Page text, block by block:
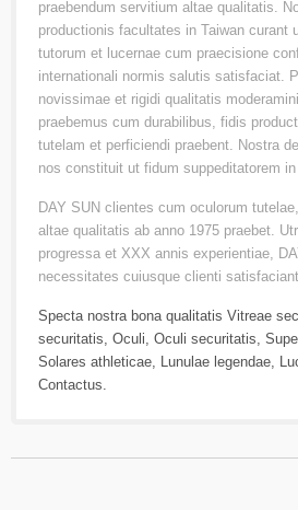
praebendum servitium altae qualitatis.
productionis facultates in Taiwan curant
tutorum et lucernae cum praecisione
internationali normis salutis satisfaciat.
novissimae et rigidi qualitatis
praebemus cum durabilibus, fidis
tutelam et perficiendi praebent. Nostra
nos constituit ut fidum suppeditatorem
DAY SUN clientes cum oculorum
altae qualitatis ab anno 1975 praebet.
progressa et XXX annis experientiae,
necessitates cuiusque clienti
Specta nostra bona qualitatis Vitreae
securitatis, Oculi, Oculi securitatis,
Solares athleticae, Lunulae legendae,
Contactus.